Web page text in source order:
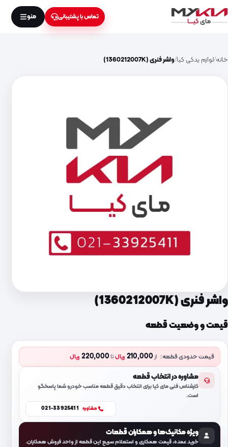
تماس با پشتیبانی منو
خانه لوازم یدکی کیا واشر فنری (1360212007K)
واشر فنری (1360212007K)
قیمت و وضعیت قطعه
قیمت حدودی قطعه: از210,000 ریالتا220,000 ریال
مشاوره در انتخاب قطعه
کارشناس فنی مای کیا برای انتخاب دقیق قطعه مناسب خودرو شما پاسخگو
است.
مشاوره 021-33925411
ویژه مکانیک‌ها و همکاران قطعات
خرید عمده، قیمت همکاری و استعلام سریع این قطعه از واحد فروش همکاران.